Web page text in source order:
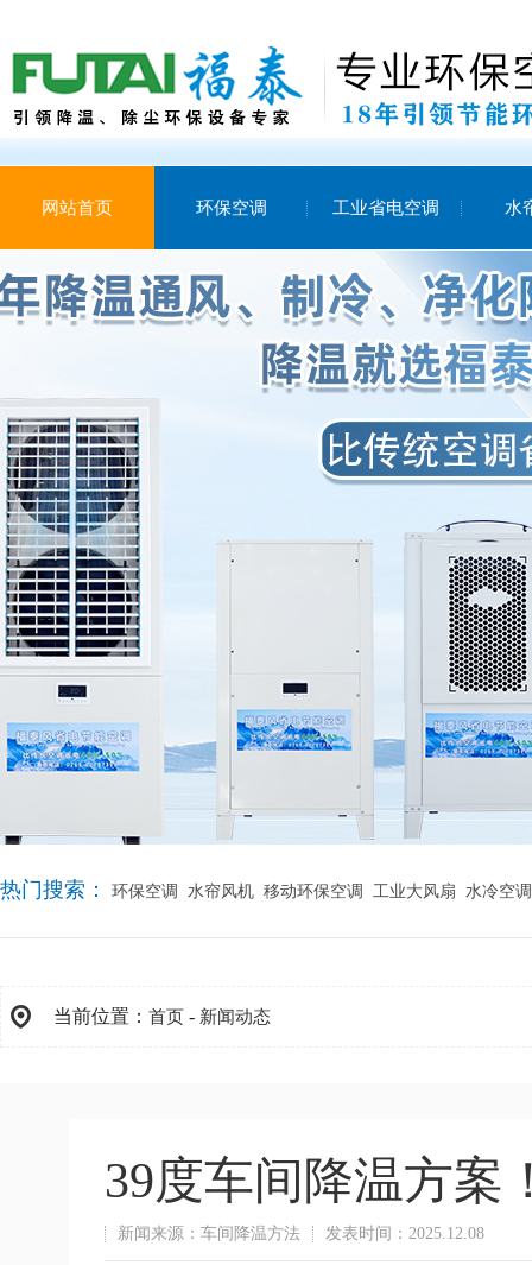
网站首页 环保空调 工业省电空调 水
热门搜索： 环保空调 水帘风机 移动环保空调 工业大风扇 水冷空
当前位置： 首页 - 新闻动态
39度车间降温方案
新闻来源：车间降温方法 发表时间：2025.12.08